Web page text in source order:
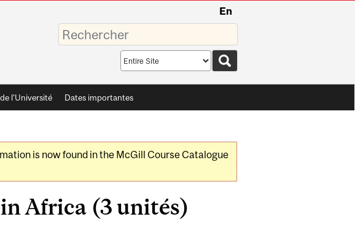
En
Saisissez
vos
mots-
Search
scope
l'Université Dates importantes
is now found in the McGill Course Catalogue
Africa (3 unités)